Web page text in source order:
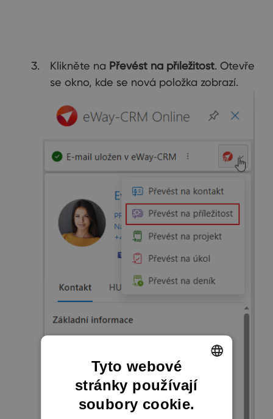
Klikněte na Převést na příležitost. Otevře
se okno, kde se nová položka zobrazí.
ENGLISH
CZECH
Tyto webové
stránky používají
soubory cookie.